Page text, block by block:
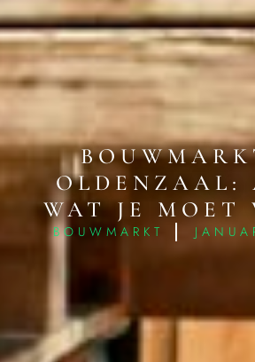
OLDENZAAL:
WAT JE MOET
BOUWMARKT